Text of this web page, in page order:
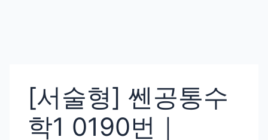
[서술형] 쎈공통수
학1 0190번｜